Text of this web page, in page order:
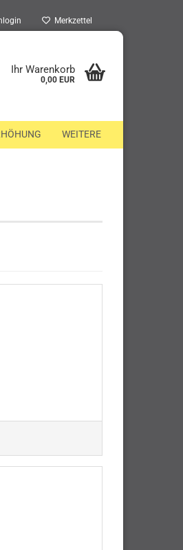
Merkzettel
Ihr Warenkorb
0,00 EUR
WEITERE